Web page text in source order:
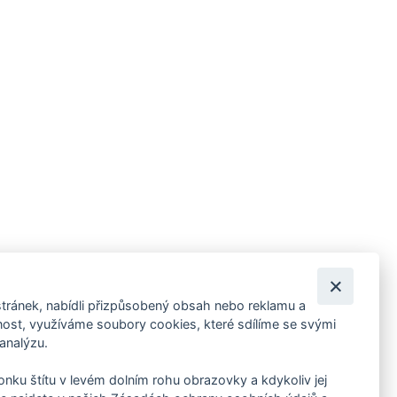
pozvánky na kulturní a sportovní akce?
nabídli přizpůsobený obsah nebo reklamu a
využíváme soubory cookies, které sdílíme se svými
štítu v levém dolním rohu obrazovky a kdykoliv jej